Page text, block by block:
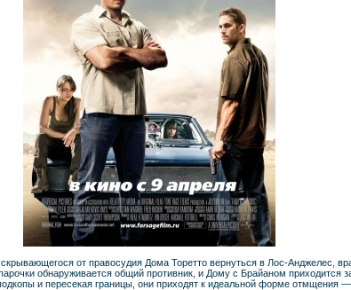
скрывающегося от правосудия Дома Торетто вернуться в Лос-Анджелес,
обнаруживается общий противник, и Дому с Брайаном приходится
и пересекая границы, они приходят к идеальной форме отмщения